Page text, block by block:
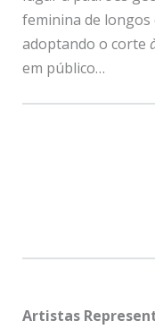
feminina de longos
adoptando o corte
em público…
Artistas